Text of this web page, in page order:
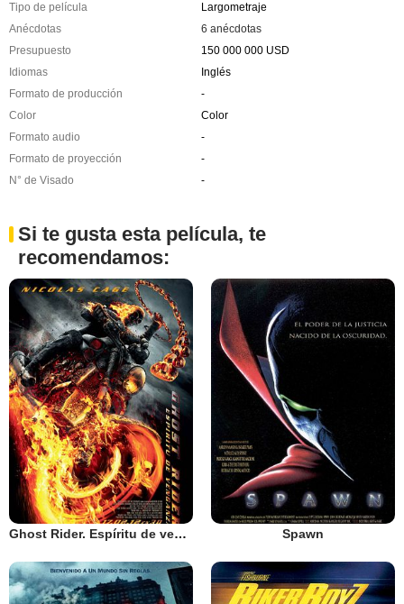
Tipo de película
Largometraje
Anécdotas
6 anécdotas
Presupuesto
150 000 000 USD
Idiomas
Inglés
Formato de producción
-
Color
Color
Formato audio
-
Formato de proyección
-
N° de Visado
-
Si te gusta esta película, te
recomendamos:
Ghost Rider. Espíritu de venganza Spawn